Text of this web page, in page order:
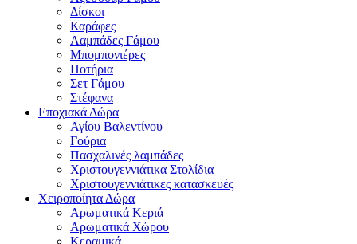
Δίσκοι
Καράφες
Λαμπάδες Γάμου
Μπομπονιέρες
Ποτήρια
Σετ Γάμου
Στέφανα
Εποχιακά Δώρα
Αγίου Βαλεντίνου
Γούρια
Πασχαλινές λαμπάδες
Χριστουγεννιάτικα Στολίδια
Χριστουγεννιάτικες κατασκευές
Χειροποίητα Δώρα
Αρωματικά Κεριά
Αρωματικά Χώρου